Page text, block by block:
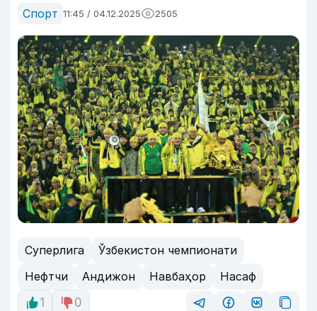
Спорт 11:45 / 04.12.2025 2505
Суперлига
Ўзбекистон чемпионати
Нефтчи
Андижон Навбаҳор
Насаф
1
0